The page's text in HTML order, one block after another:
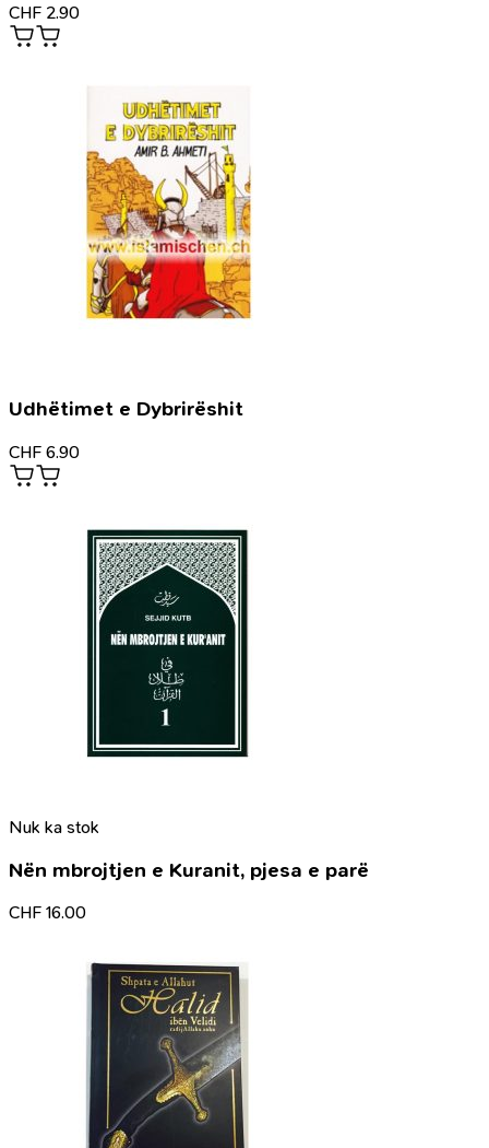
CHF 2.90
Udhëtimet e Dybrirëshit
CHF 6.90
Nuk ka stok
Nën mbrojtjen e Kuranit, pjesa e parë
CHF 16.00